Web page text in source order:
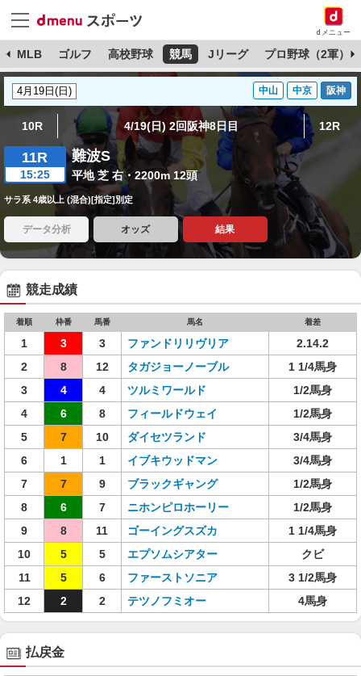
dメニュー
MLB ゴルフ 高校野球 競馬 Jリーグ プロ野球（2軍）
中山 中京 阪神
10R 4/19(日) 2回阪神8日目 12R
11R
15:25
難波S
平地 芝 右・2200m 12頭
サラ系 4歳以上 (混合)[指定]別定
データ分析 オッズ 結果
競走成績
着順 枠番 馬番 馬名 着差
1 3 3 ファンドリリヴリア
2.14.2
2
8 12 タガジョーノーブル
1 1/4馬身
3
4 4 ツルミワールド
1/2馬身
4
6 8 フィールドウェイ
1/2馬身
5
7 10 ダイセツランド
3/4馬身
6
1 1 イブキウッドマン
3/4馬身
7
7 9 ブラックギャング
1/2馬身
8
6 7 ニホンピロホーリー
1/2馬身
9
8 11 ゴーイングスズカ
1 1/4馬身
10
5 5 エプソムシアター
クビ
11
5 6 ファーストソニア
3 1/2馬身
12
2 2 テツノフミオー 4馬身
払戻金